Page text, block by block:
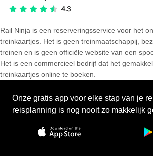
Rail Ninja is een reserveringsservice voor het
treinkaartjes. Het is geen treinmaatschappij,
treinen en is geen officiële website van een
Het is een commercieel bedrijf dat het
treinkaartjes online te boeken.
Onze gratis app voor elke stap van je
reisplanning is nog nooit zo makkelijk